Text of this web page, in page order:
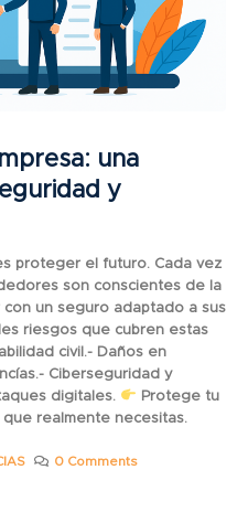
una
y
proteger el futuro. Cada vez
son conscientes de la
un seguro adaptado a sus
riesgos que cubren estas
civil.- Daños en
Ciberseguridad y
digitales.
Protege tu
que realmente necesitas.
0 Comments